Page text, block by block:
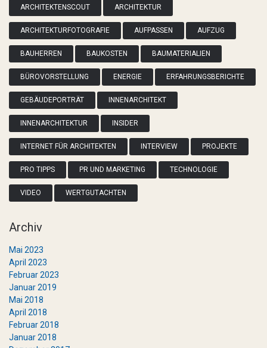
ARCHITEKTENSCOUT ARCHITEKTUR
ARCHITEKTURFOTOGRAFIE AUFPASSEN AUFZUG
BAUHERREN BAUKOSTEN BAUMATERIALIEN
BÜROVORSTELLUNG ENERGIE ERFAHRUNGSBERICHTE
GEBÄUDEPORTRÄT INNENARCHITEKT
INNENARCHITEKTUR INSIDER
INTERNET FÜR ARCHITEKTEN INTERVIEW PROJEKTE
PRO TIPPS PR UND MARKETING TECHNOLOGIE
VIDEO WERTGUTACHTEN
Archiv
Mai 2023
April 2023
Februar 2023
Januar 2019
Mai 2018
April 2018
Februar 2018
Januar 2018